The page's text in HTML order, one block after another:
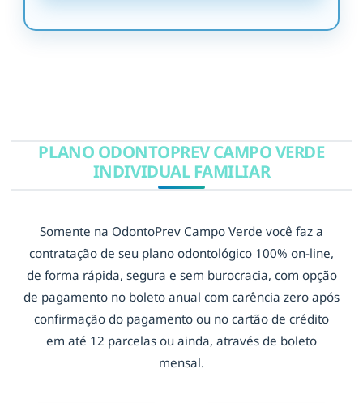
PLANO ODONTOPREV CAMPO VERDE
INDIVIDUAL FAMILIAR
Somente na OdontoPrev Campo Verde você faz a
contratação de seu plano odontológico 100% on-line,
de forma rápida, segura e sem burocracia, com opção
de pagamento no boleto anual com carência zero após
confirmação do pagamento ou no cartão de crédito
em até 12 parcelas ou ainda, através de boleto
mensal.